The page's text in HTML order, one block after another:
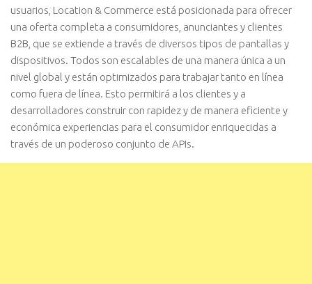
usuarios, Location & Commerce está posicionada para ofrecer
una oferta completa a consumidores, anunciantes y clientes
B2B, que se extiende a través de diversos tipos de pantallas y
dispositivos. Todos son escalables de una manera única a un
nivel global y están optimizados para trabajar tanto en línea
como fuera de línea. Esto permitirá a los clientes y a
desarrolladores construir con rapidez y de manera eficiente y
económica experiencias para el consumidor enriquecidas a
través de un poderoso conjunto de APIs.